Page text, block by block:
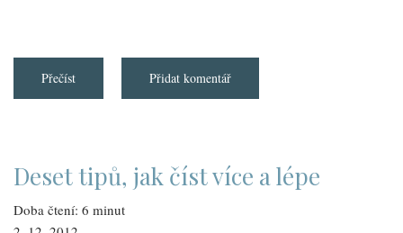
Přečíst
je
(Iz
9,1-
6)
Přidat komentář
Deset tipů, jak číst více a lépe
Doba čtení: 6 minut